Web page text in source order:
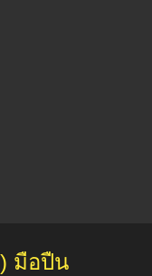
มือปืน